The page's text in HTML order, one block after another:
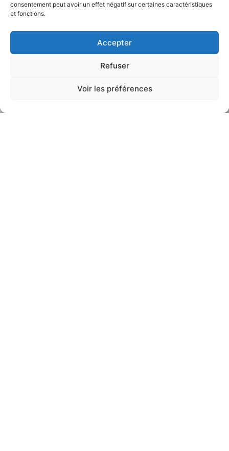
consentement peut avoir un effet négatif sur certaines caractéristiques
et fonctions.
Accepter
Refuser
Voir les préférences